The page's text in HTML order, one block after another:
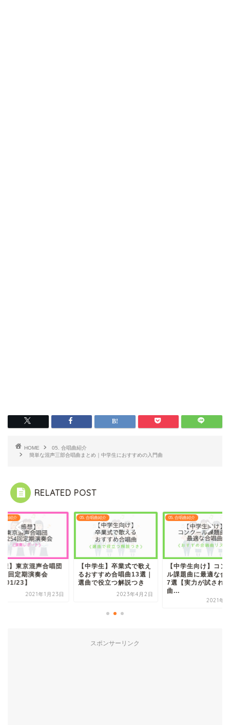
HOME
05. 合唱曲紹介
簡単な混声三部合唱曲まとめ｜中学生におすすめの入門曲
RELATED POST
唱曲紹介
学生】卒業式で歌え
すすめ合唱曲13選｜
で役立つ解説つき
2023年4月2日
05. 合唱曲紹介
【中学生向け】コンクー
ル課題曲に最適な合唱曲
7選【実力が試される
05. 合唱曲紹介
【感想】東京混声合
第254回定期演奏会
【21/01/23】
スポンサーリンク